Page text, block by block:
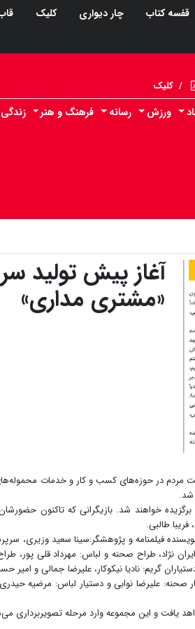
قفسه کتاب چار دیواری کلیک
/ کلیک
ورزش رسانه فرهنگ و هنر زندگی
آغاز پیش تولید
«مشتری مداری»
مردم در حوزه‌های کسب و کار و خدمات
برگزیده خواهند شد. بازیگرانی که تاکنون
طالبی.
فیلمنامه و پژوهشگر:سینا سعید وزیری،
نژاد، طراح صحنه و لباس: مهرداد قلی پور،
گریم: نادیا نیکوکار، علیرضا جمالی و
علیرضا نوابی و دستیار لباس: مرضیه حیدری
یافت و این مجموعه وارد مرحله تصویربرداری